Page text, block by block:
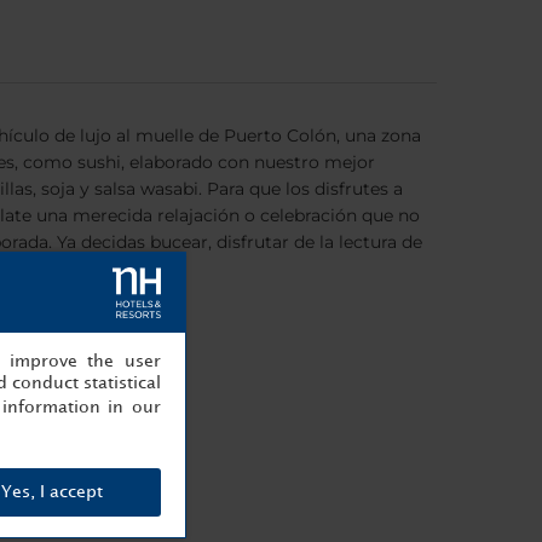
de lujo al muelle de Puerto Colón, una zona
como sushi, elaborado con nuestro mejor
soja y salsa wasabi. Para que los disfrutes a
una merecida relajación o celebración que no
Ya decidas bucear, disfrutar de la lectura de
the user
conduct statistical
in our
Yes, I accept